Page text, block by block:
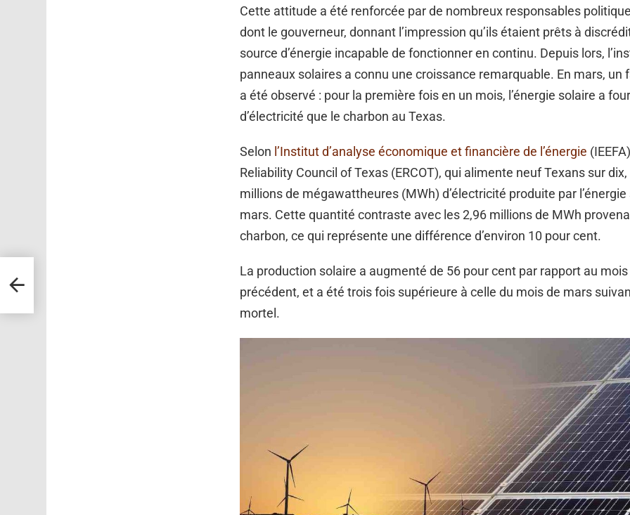
Cette attitude a été renforcée par de nombreux responsables
dont le gouverneur, donnant l’impression qu’ils étaient prêts à
source d’énergie incapable de fonctionner en continu. Depuis lors,
panneaux solaires a connu une croissance remarquable. En mars, un
a été observé : pour la première fois en un mois, l’énergie solaire a
d’électricité que le charbon au Texas.
Selon l’Institut d’analyse économique et financière de l’énergie
Reliability Council of Texas (ERCOT), qui alimente neuf Texans sur
millions de mégawattheures (MWh) d’électricité produite par l’énergie
mars. Cette quantité contraste avec les 2,96 millions de MWh
charbon, ce qui représente une différence d’environ 10 pour cent.
La production solaire a augmenté de 56 pour cent par rapport au
précédent, et a été trois fois supérieure à celle du mois de mars
mortel.